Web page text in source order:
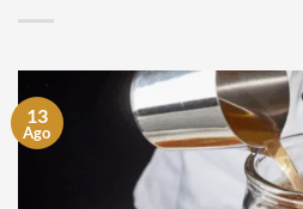
13
Ago